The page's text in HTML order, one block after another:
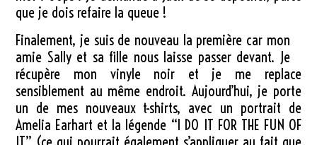
que je dois refaire la queue !
Finalement, je suis de nouveau la première car mon
amie Sally et sa fille nous laisse passer devant. Je
récupère mon vinyle noir et je me replace
sensiblement au même endroit. Aujourd’hui, je porte
un de mes nouveaux t-shirts, avec un portrait de
Amelia Earhart et la légende “I DO IT FOR THE FUN OF